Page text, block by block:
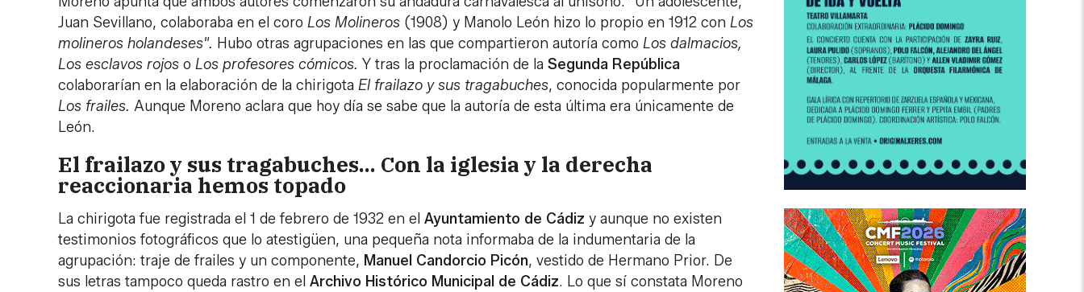
Juan Sevillano, colaboraba en el coro Los Molineros (1908) y Manolo León hizo lo propio en 1912 con Los
molineros holandeses". Hubo otras agrupaciones en las que compartieron autoría como Los dalmacios,
Los esclavos rojos o Los profesores cómicos. Y tras la proclamación de la Segunda República
colaborarían en la elaboración de la chirigota El frailazo y sus tragabuches, conocida popularmente por
Los frailes. Aunque Moreno aclara que hoy día se sabe que la autoría de esta última era únicamente de
León.
El frailazo y sus tragabuches... Con la iglesia y la derecha
reaccionaria hemos topado
La chirigota fue registrada el 1 de febrero de 1932 en el Ayuntamiento de Cádiz y aunque no existen
testimonios fotográficos que lo atestigüen, una pequeña nota informaba de la indumentaria de la
agrupación: traje de frailes y un componente, Manuel Candorcio Picón, vestido de Hermano Prior. De
sus letras tampoco queda rastro en el Archivo Histórico Municipal de Cádiz. Lo que sí constata Moreno